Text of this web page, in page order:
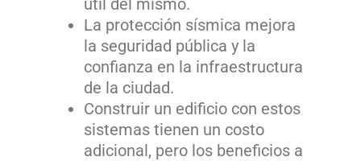
útil del mismo.
La protección sísmica mejora
la seguridad pública y la
confianza en la infraestructura
de la ciudad.
Construir un edificio con estos
sistemas tienen un costo
adicional, pero los beneficios a